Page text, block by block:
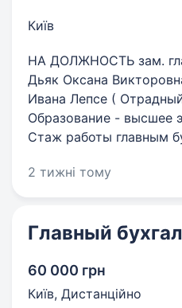
Київ
НА ДОЛЖНОСТЬ зам.
Дьяк Оксана
Ивана Лепсе (
Образование - высшее
Стаж работы главным
2 тижні тому
Главный
60 000 грн
Київ, Дистанційно